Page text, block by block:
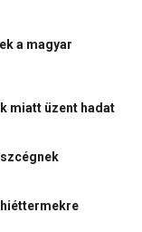
a magyar
miatt üzent hadat